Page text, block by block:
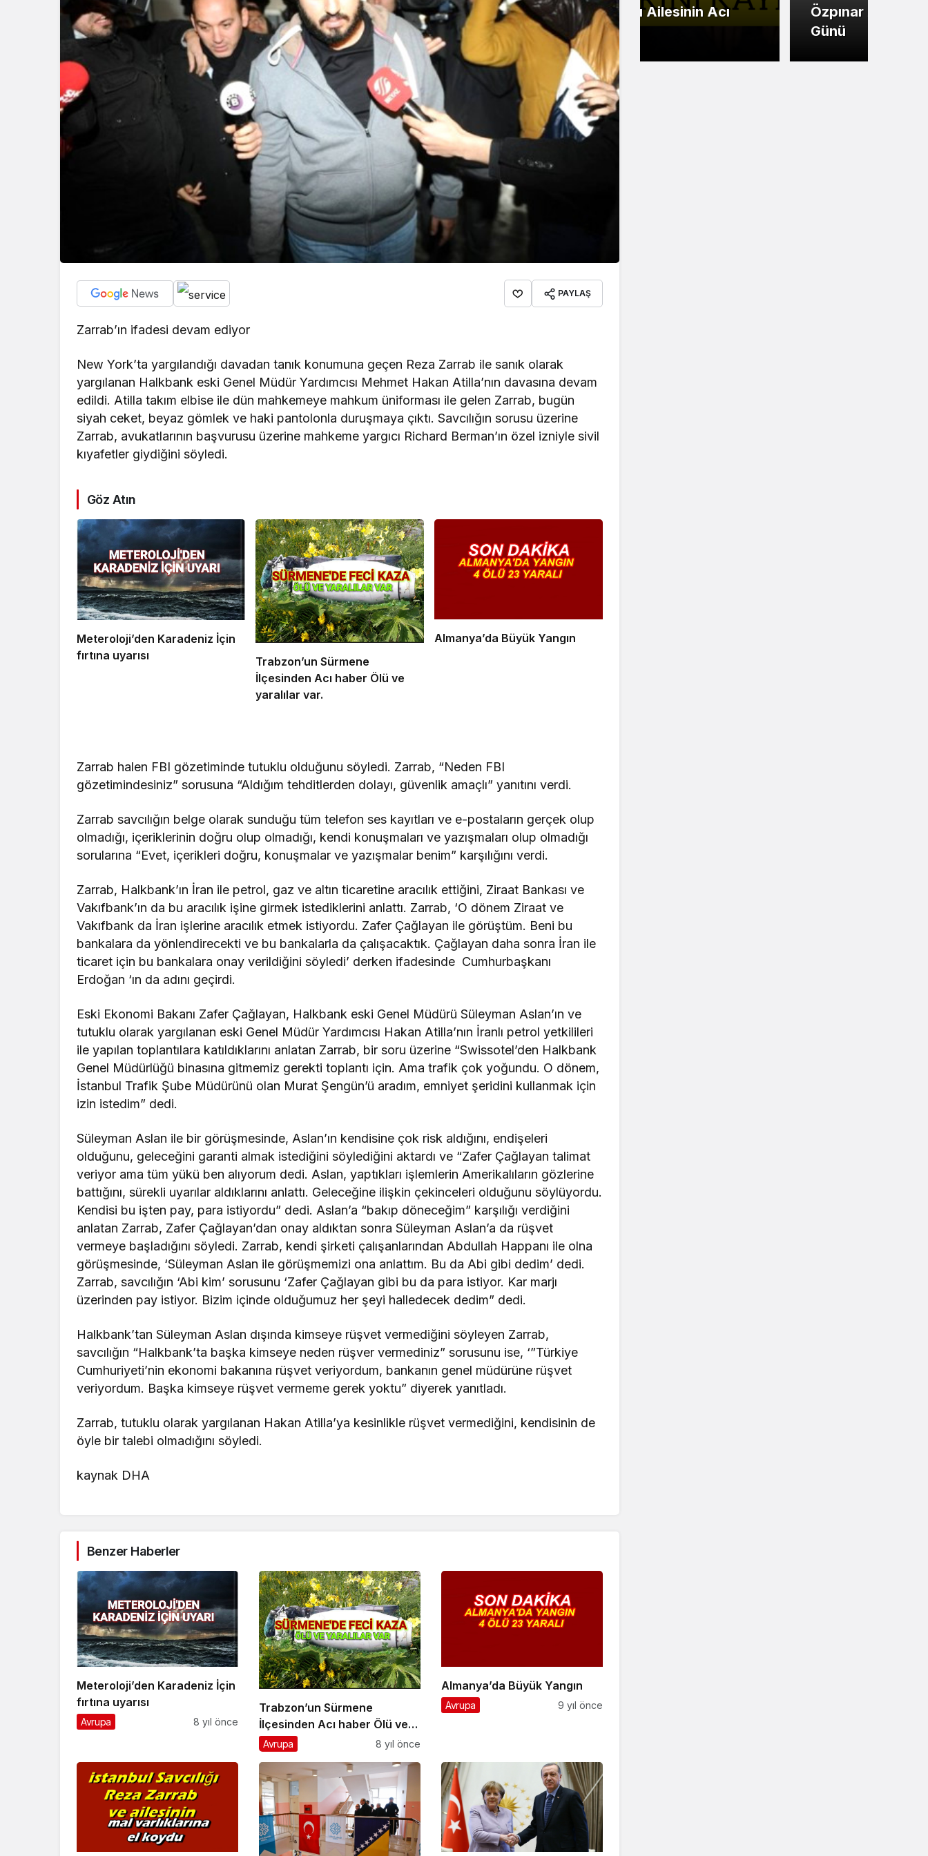
PAYLAŞ
Zarrab’ın ifadesi devam ediyor
New York’ta yargılandığı davadan tanık konumuna geçen Reza Zarrab ile sanık olarak
yargılanan Halkbank eski Genel Müdür Yardımcısı Mehmet Hakan Atilla’nın davasına devam
edildi. Atilla takım elbise ile dün mahkemeye mahkum üniforması ile gelen Zarrab, bugün
siyah ceket, beyaz gömlek ve haki pantolonla duruşmaya çıktı. Savcılığın sorusu üzerine
Zarrab, avukatlarının başvurusu üzerine mahkeme yargıcı Richard Berman’ın özel izniyle sivil
kıyafetler giydiğini söyledi.
Göz Atın
Meteroloji’den Karadeniz İçin
fırtına uyarısı
Trabzon’un Sürmene
İlçesinden Acı haber Ölü ve
yaralılar var.
Almanya’da Büyük Yangın
Zarrab halen FBI gözetiminde tutuklu olduğunu söyledi. Zarrab, “Neden FBI
gözetimindesiniz” sorusuna “Aldığım tehditlerden dolayı, güvenlik amaçlı” yanıtını verdi.
Zarrab savcılığın belge olarak sunduğu tüm telefon ses kayıtları ve e-postaların gerçek olup
olmadığı, içeriklerinin doğru olup olmadığı, kendi konuşmaları ve yazışmaları olup olmadığı
sorularına “Evet, içerikleri doğru, konuşmalar ve yazışmalar benim” karşılığını verdi.
Zarrab, Halkbank’ın İran ile petrol, gaz ve altın ticaretine aracılık ettiğini, Ziraat Bankası ve
Vakıfbank’ın da bu aracılık işine girmek istediklerini anlattı. Zarrab, ‘O dönem Ziraat ve
Vakıfbank da İran işlerine aracılık etmek istiyordu. Zafer Çağlayan ile görüştüm. Beni bu
bankalara da yönlendirecekti ve bu bankalarla da çalışacaktık. Çağlayan daha sonra İran ile
ticaret için bu bankalara onay verildiğini söyledi’ derken ifadesinde Cumhurbaşkanı
Erdoğan ‘ın da adını geçirdi.
Eski Ekonomi Bakanı Zafer Çağlayan, Halkbank eski Genel Müdürü Süleyman Aslan’ın ve
tutuklu olarak yargılanan eski Genel Müdür Yardımcısı Hakan Atilla’nın İranlı petrol yetkilileri
ile yapılan toplantılara katıldıklarını anlatan Zarrab, bir soru üzerine “Swissotel’den Halkbank
Genel Müdürlüğü binasına gitmemiz gerekti toplantı için. Ama trafik çok yoğundu. O dönem,
İstanbul Trafik Şube Müdürünü olan Murat Şengün’ü aradım, emniyet şeridini kullanmak için
izin istedim” dedi.
Süleyman Aslan ile bir görüşmesinde, Aslan’ın kendisine çok risk aldığını, endişeleri
olduğunu, geleceğini garanti almak istediğini söylediğini aktardı ve “Zafer Çağlayan talimat
veriyor ama tüm yükü ben alıyorum dedi. Aslan, yaptıkları işlemlerin Amerikalıların gözlerine
battığını, sürekli uyarılar aldıklarını anlattı. Geleceğine ilişkin çekinceleri olduğunu söylüyordu.
Kendisi bu işten pay, para istiyordu” dedi. Aslan’a “bakıp döneceğim” karşılığı verdiğini
anlatan Zarrab, Zafer Çağlayan’dan onay aldıktan sonra Süleyman Aslan’a da rüşvet
vermeye başladığını söyledi. Zarrab, kendi şirketi çalışanlarından Abdullah Happanı ile olna
görüşmesinde, ‘Süleyman Aslan ile görüşmemizi ona anlattım. Bu da Abi gibi dedim’ dedi.
Zarrab, savcılığın ‘Abi kim’ sorusunu ‘Zafer Çağlayan gibi bu da para istiyor. Kar marjı
üzerinden pay istiyor. Bizim içinde olduğumuz her şeyi halledecek dedim” dedi.
Halkbank’tan Süleyman Aslan dışında kimseye rüşvet vermediğini söyleyen Zarrab,
savcılığın “Halkbank’ta başka kimseye neden rüşver vermediniz” sorusunu ise, ‘”Türkiye
Cumhuriyeti’nin ekonomi bakanına rüşvet veriyordum, bankanın genel müdürüne rüşvet
veriyordum. Başka kimseye rüşvet vermeme gerek yoktu” diyerek yanıtladı.
Zarrab, tutuklu olarak yargılanan Hakan Atilla’ya kesinlikle rüşvet vermediğini, kendisinin de
öyle bir talebi olmadığını söyledi.
kaynak DHA
Benzer Haberler
Meteroloji’den Karadeniz İçin
fırtına uyarısı
Avrupa 8 yıl önce
Trabzon’un Sürmene
İlçesinden Acı haber Ölü ve
yaralılar var.
Avrupa 8 yıl önce
Almanya’da Büyük Yangın
Avrupa 9 yıl önce
İpekçioğlu Ailesinin Acı
Kaybı
Özpınar Ailesinin Mutlu
Günü